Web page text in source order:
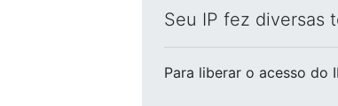
Seu IP fez diversas
Para liberar o acesso do